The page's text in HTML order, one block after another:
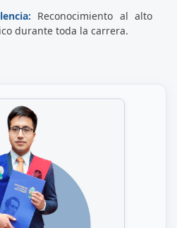
Reconocimiento al alto
durante toda la carrera.